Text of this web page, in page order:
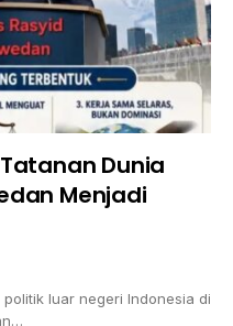
Dunia
Menjadi
politik luar negeri Indonesia di